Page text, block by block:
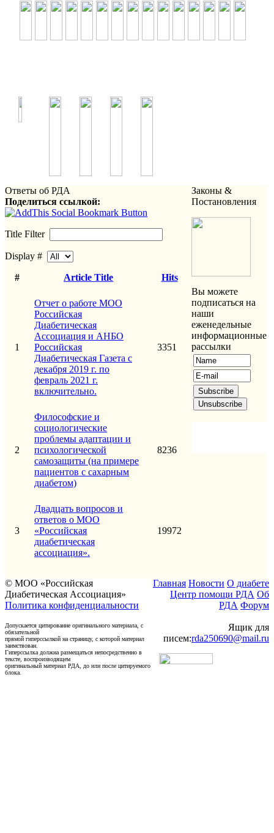
Ответы об РДА
Поделиться ссылкой:
Title Filter
Display #
# Article Title Hits
1
Отчет о работе МОО
Российская
Диабетическая
Ассоциация и АНБО
Российская
Диабетическая Газета с
декабря 2019 г. по
февраль 2021 г.
включительно.
3351
2
Философские и
социологические
проблемы адаптации и
психологической
самозащиты (на примере
пациентов с сахарным
диабетом)
8236
3
Двадцать вопросов и
ответов о МОО
«Российская
диабетическая
ассоциация».
19972
Законы &
Постановления
Вы можете
подписаться на
наши
еженедельные
информационные
рассылки
© МОО «Российская
Диабетическая Ассоциация»
Политика конфиденциальности
Допускается цитирование оригинального материала, с
обязательной
прямой гиперссылкой на страницу, с которой материал
заимствован.
Гиперссылка должна размещаться непосредственно в
тексте, воспроизводящем
оригинальный материал РДА, до или после цитируемого
блока.
Главная Новости О диабете
Центр помощи РДА Об
РДА Форум
Ящик для
писем:rda250690@mail.ru